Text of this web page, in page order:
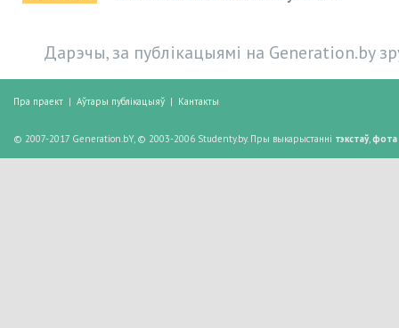
Дарэчы, за публікацыямі на Generation.by
Пра праект | Аўтары публікацыяў | Кантакты
© 2007-2017 Generation.bY, © 2003-2006 Studenty.by. Пры выкарыстанні тэкстаў,фота